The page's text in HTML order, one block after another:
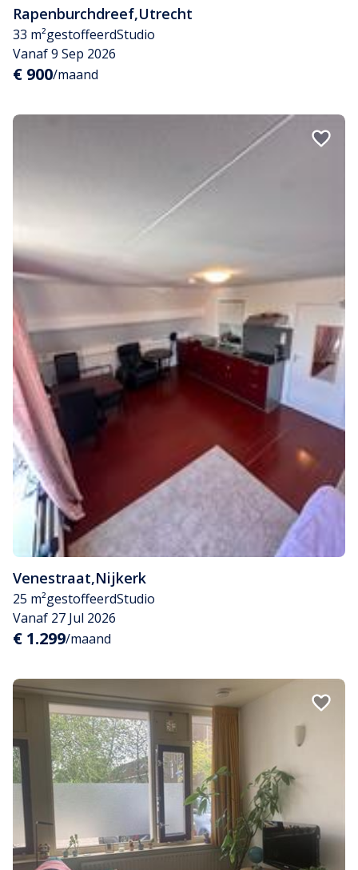
Rapenburchdreef,Utrecht
33 m²gestoffeerdStudio
Vanaf 9 Sep 2026
€ 900/maand
Venestraat,Nijkerk
25 m²gestoffeerdStudio
Vanaf 27 Jul 2026
€ 1.299/maand